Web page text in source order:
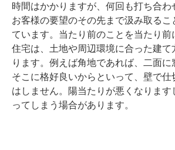
時間はかかりますが、何回も打ち合わ
お客様の要望のその先まで汲み取るこ
ています。当たり前のことを当たり前
住宅は、土地や周辺環境に合った建て
ります。例えば角地であれば、二面に
そこに格好良いからといって、壁で仕
はしません。陽当たりが悪くなります
ってしまう場合があります。